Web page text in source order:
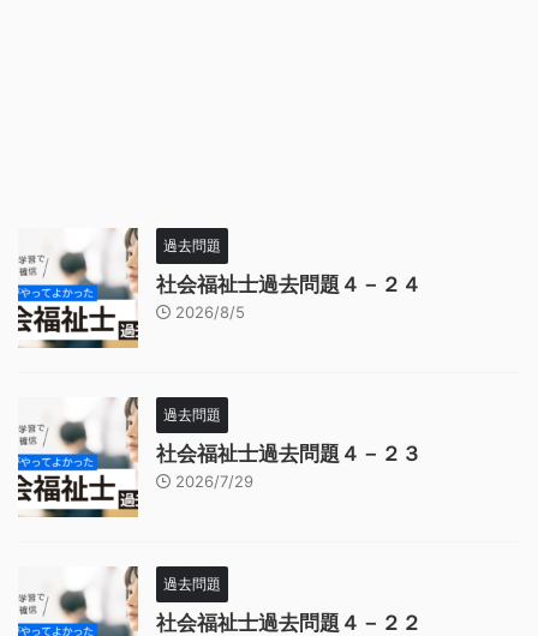
過去問題
社会福祉士過去問題４－２４
2026/8/5
過去問題
社会福祉士過去問題４－２３
2026/7/29
過去問題
社会福祉士過去問題４－２２